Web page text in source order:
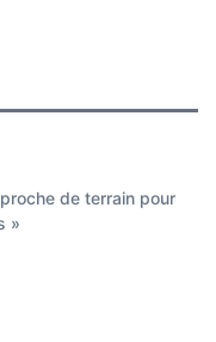
de terrain pour
»